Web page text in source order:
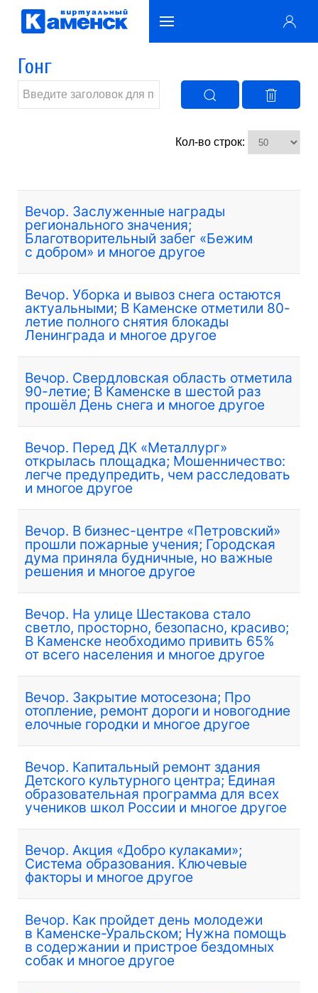
Гонг
Кол-во строк:
Вечор. Заслуженные награды
регионального значения;
Благотворительный забег «Бежим
с добром» и многое другое
Вечор. Уборка и вывоз снега остаются
актуальными; В Каменске отметили 80-
летие полного снятия блокады
Ленинграда и многое другое
Вечор. Свердловская область отметила
90-летие; В Каменске в шестой раз
прошёл День снега и многое другое
Вечор. Перед ДК «Металлург»
открылась площадка; Мошенничество:
легче предупредить, чем расследовать
и многое другое
Вечор. В бизнес-центре «Петровский»
прошли пожарные учения; Городская
дума приняла будничные, но важные
решения и многое другое
Вечор. На улице Шестакова стало
светло, просторно, безопасно, красиво;
В Каменске необходимо привить 65%
от всего населения и многое другое
Вечор. Закрытие мотосезона; Про
отопление, ремонт дороги и новогодние
елочные городки и многое другое
Вечор. Капитальный ремонт здания
Детского культурного центра; Единая
образовательная программа для всех
учеников школ России и многое другое
Вечор. Акция «Добро кулаками»;
Система образования. Ключевые
факторы и многое другое
Вечор. Как пройдет день молодежи
в Каменске-Уральском; Нужна помощь
в содержании и пристрое бездомных
собак и многое другое